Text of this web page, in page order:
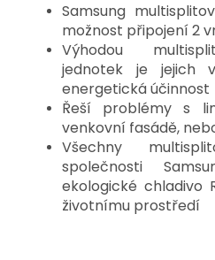
Samsung
možnost připojení 2
Výhodou
jednotek je jejich
energetická účinnost
Řeší problémy s
venkovní fasádě,
Všechny
společnosti
ekologické chladivo
životnímu prostředí